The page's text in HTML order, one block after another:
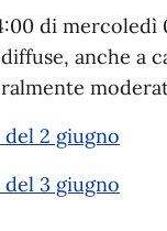
di mercoledì
anche a
2 giugno
3 giugno